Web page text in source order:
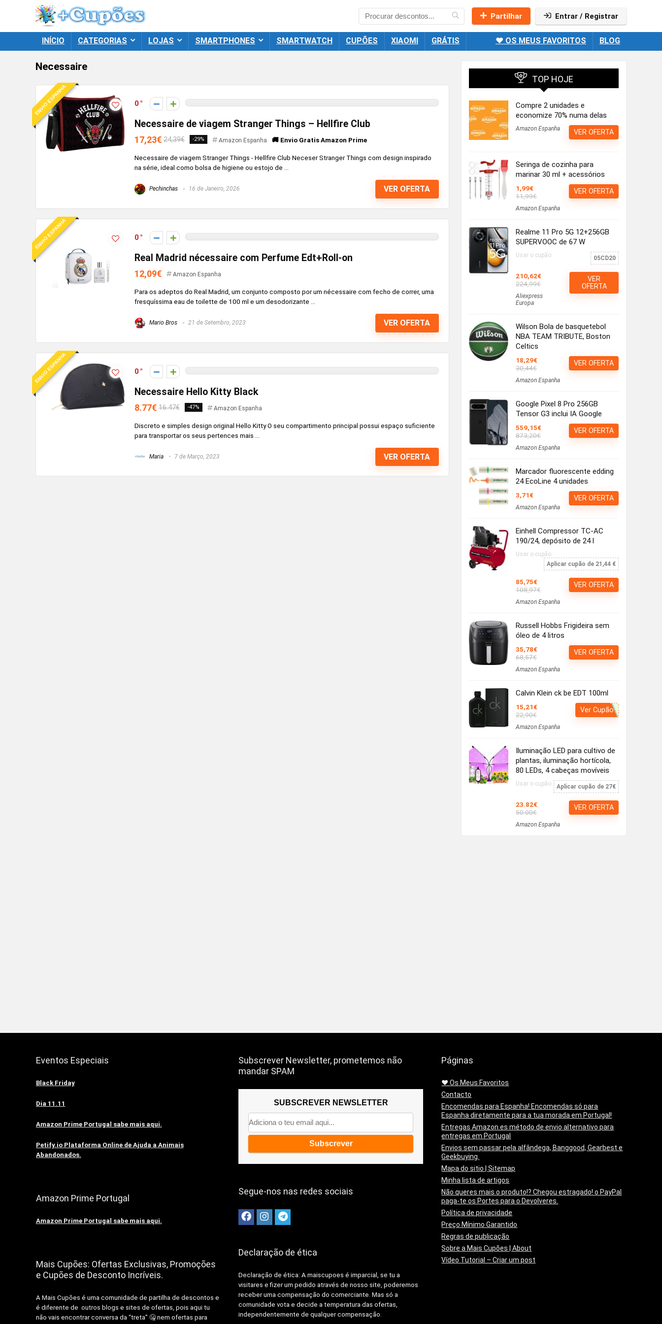
Partilhar Entrar / Registrar
INÍCIO CATEGORIAS LOJAS SMARTPHONES SMARTWATCH CUPÕES XIAOMI GRÁTIS ❤️ OS MEUS FAVORITOS BLOG
Necessaire
ENVIO ESPANHA 0
Necessaire de viagem Stranger Things – Hellfire Club
17,23€ 24,39€ -29% Amazon Espanha 🚚 Envio Gratis Amazon Prime
Necessaire de viagem Stranger Things - Hellfire Club Neceser Stranger Things com design inspirado
na série, ideal como bolsa de higiene ou estojo de ...
Pechinchas 16 de Janeiro, 2026 VER OFERTA
ENVIO ESPANHA 0
Real Madrid nécessaire com Perfume Edt+Roll-on
12,09€ Amazon Espanha
Para os adeptos do Real Madrid, um conjunto composto por um nécessaire com fecho de correr, uma
fresquíssima eau de toilette de 100 ml e um desodorizante ...
Mario Bros 21 de Setembro, 2023 VER OFERTA
ENVIO ESPANHA 0
Necessaire Hello Kitty Black
8.77€ 16.47€ -47% Amazon Espanha
Discreto e simples design original Hello Kitty O seu compartimento principal possui espaço suficiente
para transportar os seus pertences mais ...
Maria 7 de Março, 2023 VER OFERTA
TOP HOJE
Compre 2 unidades e
economize 70% numa delas
Amazon Espanha VER OFERTA
Seringa de cozinha para
marinar 30 ml + acessórios
1,99€
11,99€
Amazon Espanha
VER OFERTA
Realme 11 Pro 5G 12+256GB
SUPERVOOC de 67 W
Usar o cupão: 05CD20
210,62€
224,99€
Aliexpress
Europa
VER
OFERTA
Wilson Bola de basquetebol
NBA TEAM TRIBUTE, Boston
Celtics
18,29€
30,44€
Amazon Espanha
VER OFERTA
Google Pixel 8 Pro 256GB
Tensor G3 inclui IA Google
559,15€
873,20€
Amazon Espanha
VER OFERTA
Marcador fluorescente edding
24 EcoLine 4 unidades
3,71€
Amazon Espanha
VER OFERTA
Einhell Compressor TC-AC
190/24, depósito de 24 l
Usar o cupão:
Aplicar cupão de 21,44 €
85,75€
108,97€
Amazon Espanha
VER OFERTA
Russell Hobbs Frigideira sem
óleo de 4 litros
35,78€
68,57€
Amazon Espanha
VER OFERTA
Calvin Klein ck be EDT 100ml
15,21€
22,90€
Amazon Espanha
Ver Cupão
Iluminação LED para cultivo de
plantas, iluminação hortícola,
80 LEDs, 4 cabeças movíveis
Usar o cupão: Aplicar cupão de 27€
23.82€
50.00€
Amazon Espanha
VER OFERTA
Eventos Especiais
Black Friday
Dia 11.11
Amazon Prime Portugal sabe mais aqui.
Petify.io Plataforma Online de Ajuda a Animais
Abandonados.
Amazon Prime Portugal
Amazon Prime Portugal sabe mais aqui.
Mais Cupões: Ofertas Exclusivas, Promoções
e Cupões de Desconto Incríveis.
A Mais Cupões é uma comunidade de partilha de descontos e
é diferente de outros blogs e sites de ofertas, pois aqui tu
não vais encontrar conversa da “treta” 🤐 nem ofertas para
Subscrever Newsletter, prometemos não
mandar SPAM
SUBSCREVER NEWSLETTER
Segue-nos nas redes sociais
Declaração de ética
Declaração de ética: Amaiscupoes é imparcial, se tu a
visitares e fizer um pedido através de nosso site, poderemos
receber uma compensação do comerciante. Mas só a
comunidade vota e decide a temperatura das ofertas,
independentemente de qualquer compensação.
Páginas
❤️ Os Meus Favoritos
Contacto
Encomendas para Espanha! Encomendas só para
Espanha diretamente para a tua morada em Portugal!
Entregas Amazon.es método de envio alternativo para
entregas em Portugal
Envios sem passar pela alfândega, Banggood, Gearbest e
Geekbuying.
Mapa do sitio | Sitemap
Minha lista de artigos
Não queres mais o produto!? Chegou estragado! o PayPal
paga-te os Portes para o Devolveres.
Política de privacidade
Preço Mínimo Garantido
Regras de publicação
Sobre a Mais Cupões | About
Vídeo Tutorial – Criar um post